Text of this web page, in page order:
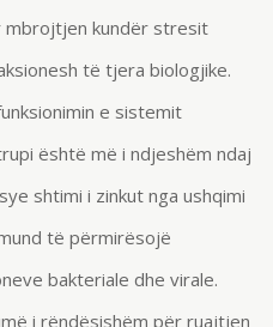
mbrojtjen kundër stresit
të tjera biologjike.
e sistemit
është më i ndjeshëm ndaj
shtimi i zinkut nga ushqimi
të përmirësojë
bakteriale dhe virale.
i rëndësishëm për ruajtjen